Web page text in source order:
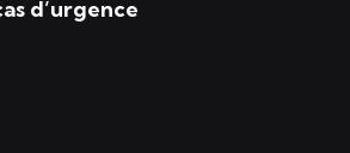
d’urgence